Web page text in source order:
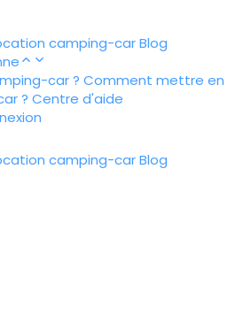
camping-carBlog
car ? Comment mettre en
? Centre d'aide
camping-carBlog